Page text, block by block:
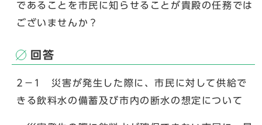
であることを市民に知らせることが貴殿の任務では
ございませんか？
回答
2－1 災害が発生した際に、市民に対して供給で
きる飲料水の備蓄及び市内の断水の想定について